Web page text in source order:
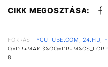
CIKK MEGOSZTÁSA:
FORRÁS YOUTUBE.COM , 24.HU,
8